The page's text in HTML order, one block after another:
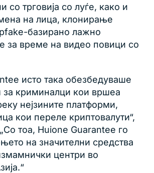
со трговија со луѓе, како и
на лица, клонирање
базирано лажно
за време на видео повици со
исто така обезбедуваше
за криминалци кои вршеа
нејзините платформи,
кои переле криптовалути“,
тоа, Huione Guarantee го
на значителни средства
центри во